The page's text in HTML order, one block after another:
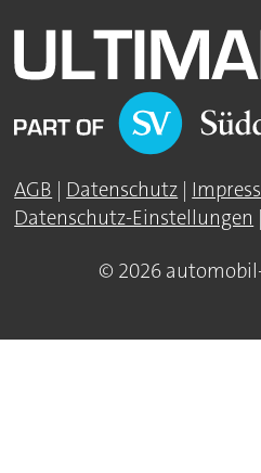
AGB | Datenschutz |
Datenschutz-Einstellungen |
© 2026